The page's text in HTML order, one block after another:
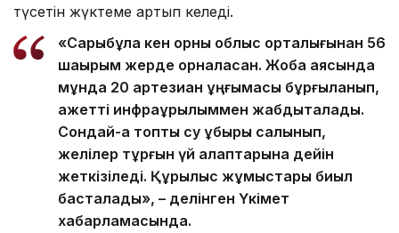
түсетін жүктеме артып келеді.
«Сарыбұлақ кен орны облыс орталығынан 56
шақырым жерде орналасқан. Жоба аясында
мұнда 20 артезиан ұңғымасы бұрғыланып,
қажетті инфрақұрылыммен жабдықталады.
Сондай-ақ топтық су құбыры салынып,
желілер тұрғын үй алаптарына дейін
жеткізіледі. Құрылыс жұмыстары биыл
басталады», – делінген Үкімет
хабарламасында.